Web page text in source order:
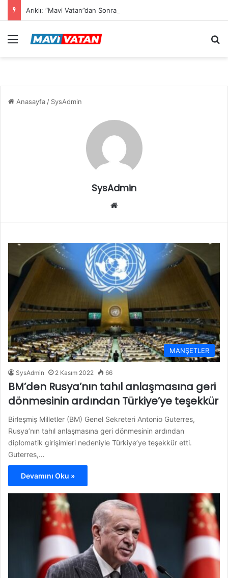
Arıklı: “Mavi Vatan”dan Sonra Hedef “Siber Vatan”
Menü
Anasayfa / SysAdmin
SysAdmin
MANŞETLER
SysAdmin 2 Kasım 2022 66
BM’den Rusya’nın tahıl anlaşmasına geri
dönmesinin ardından Türkiye’ye teşekkür
Birleşmiş Milletler (BM) Genel Sekreteri Antonio Guterres,
Rusya’nın tahıl anlaşmasına geri dönmesinin ardından
diplomatik girişimleri nedeniyle Türkiye’ye teşekkür etti.
Guterres,…
Devamını Oku »